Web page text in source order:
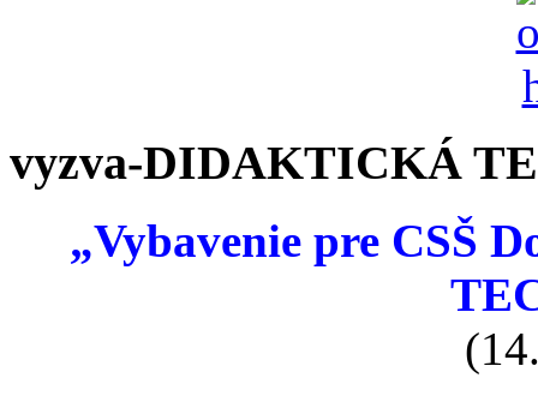
vyzva-DIDAKTICKÁ
„Vybavenie pre CSŠ